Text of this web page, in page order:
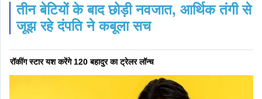
तीन बेटियों के बाद छोड़ी नवजात, आर्थिक तंगी से
जूझ रहे दंपति ने कबूला सच
रॉकींग स्टार यश करेंगे 120 बहादुर का ट्रेलर लॉन्च